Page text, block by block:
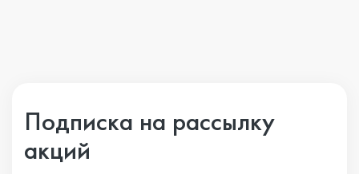
Подписка на рассылку
акций